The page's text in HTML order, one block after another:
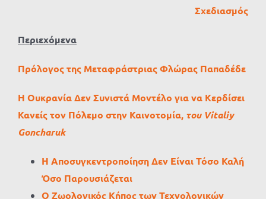
Σχεδιασμός
Περιεχόμενα
Πρόλογος της Μεταφράστριας Φλώρας Παπαδέδε
Η Ουκρανία Δεν Συνιστά Μοντέλο για να Κερδίσει
Κανείς τον Πόλεμο στην Καινοτομία, του Vitaliy
Goncharuk
Η Αποσυγκεντροποίηση Δεν Είναι Τόσο Καλή
Όσο Παρουσιάζεται
Ο Ζωολογικός Κήπος των Τεχνολογικών